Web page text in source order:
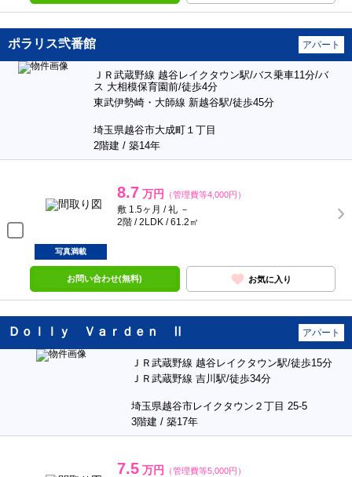
ポラリス弐番館 アパート
ＪＲ武蔵野線 越谷レイクタウン駅/バス乗車11分/バ
ス 大相模保育園前/徒歩4分
東武伊勢崎・大師線 新越谷駅/徒歩45分
埼玉県越谷市大成町１丁目
2階建 / 築14年
8.7 万円 （管理費等4,000円）
敷 1.5ヶ月 / 礼 －
2階 / 2LDK / 61.2㎡
写真満載
お問い合わせ(無料) お気に入り
Ｄｏｌｌｙ Ｖａｒｄｅｎ Ⅱ アパート
ＪＲ武蔵野線 越谷レイクタウン駅/徒歩15分
ＪＲ武蔵野線 吉川駅/徒歩34分
埼玉県越谷市レイクタウン２丁目 25-5
3階建 / 築17年
7.5 万円 （管理費等5,000円）